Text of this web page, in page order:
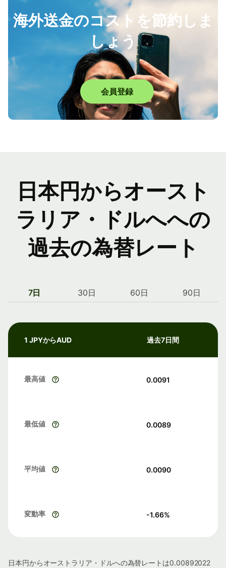
海外送金のコストを節約しま
しょう
会員登録
日本円からオースト
ラリア・ドルへへの
過去の為替レート
7日 30日 60日 90日
1 JPYからAUD 過去7日間
最高値 0.0091
最低値 0.0089
平均値 0.0090
変動率 -1.66%
日本円からオーストラリア・ドルへの為替レートは0.00892022